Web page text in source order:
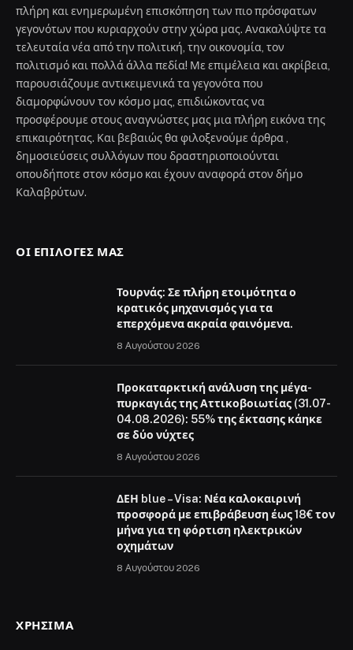
πλήρη και ενημερωμένη επισκόπηση των πιο πρόσφατων
γεγονότων που κυριαρχούν στην χώρα μας. Ανακαλύψτε τα
τελευταία νέα από την πολιτική, την οικονομία, τον
πολιτισμό και πολλά άλλα πεδία! Με επιμέλεια και ακρίβεια,
παρουσιάζουμε αντικειμενικά τα γεγονότα που
διαμορφώνουν τον κόσμο μας, επιδιώκοντας να
προσφέρουμε στους αναγνώστες μας μια πλήρη εικόνα της
επικαιρότητας. Και βεβαιώς θα φιλοξενούμε άρθρα ,
δημοσιεύσεις συλλόγων που δραστηριοποιούνται
οπουδήποτε στον κόσμο και έχουν αναφορά στον δήμο
Καλαβρύτων.
ΟΙ ΕΠΙΛΟΓΈΣ ΜΑΣ
Τουρνάς: Σε πλήρη ετοιμότητα ο
κρατικός μηχανισμός για τα
επερχόμενα ακραία φαινόμενα.
8 Αυγούστου 2026
Προκαταρκτική ανάλυση της μέγα-
πυρκαγιάς της Αττικοβοιωτίας (31.07-
04.08.2026): 55% της έκτασης κάηκε
σε δύο νύχτες
8 Αυγούστου 2026
ΔΕΗ blue – Visa: Νέα καλοκαιρινή
προσφορά με επιβράβευση έως 18€ τον
μήνα για τη φόρτιση ηλεκτρικών
οχημάτων
8 Αυγούστου 2026
ΧΡΉΣΙΜΑ